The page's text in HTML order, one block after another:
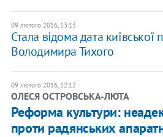
09 лютого 2016, 13:13
Стала відома дата київської
Володимира Тихого
09 лютого 2016, 12:12
ОЛЕСЯ ОСТРОВСЬКА-ЛЮТА
Реформа культури:
проти радянських